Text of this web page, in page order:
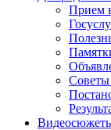
Прием
Советы